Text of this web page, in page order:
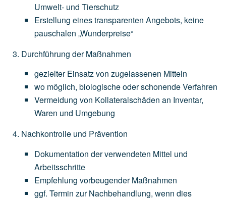
Umwelt- und Tierschutz
Erstellung einestransparenten Angebots, keine
pauschalen „Wunderpreise“
Durchführung der Maßnahmen
gezielter Einsatzvon zugelassenen Mitteln
wo möglich, biologischeoderschonendeVerfahren
Vermeidung von Kollateralschäden an Inventar,
Waren und Umgebung
Nachkontrolle und Prävention
Dokumentation derverwendeten Mittel und
Arbeitsschritte
Empfehlung vorbeugender Maßnahmen
ggf. Termin zur Nachbehandlung, wenn dies